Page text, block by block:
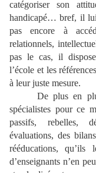
catégoriser son
handicapé… bref, il lui
pas encore à
relationnels,
pas le cas, il dispose
l’école et les
à leur juste mesure.
De plus en
spécialistes pour ce
passifs, rebelles,
évaluations, des
rééducations,
d’enseignants n’en